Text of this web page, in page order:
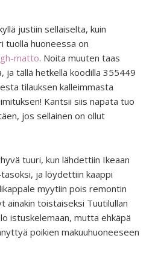
justiin sellaiselta, kuin
tuolla huoneessa on
matto. Noita muuten taas
ja tällä hetkellä koodilla 355449
tilauksen kalleimmasta
Kantsii siis napata tuo
jos sellainen on ollut
tuuri, kun lähdettiin Ikeaan
ja löydettiin kaappi
myytiin pois remontin
ainakin toistaiseksi Tuutilullan
istuskelemaan, mutta ehkäpä
poikien makuuhuoneeseen